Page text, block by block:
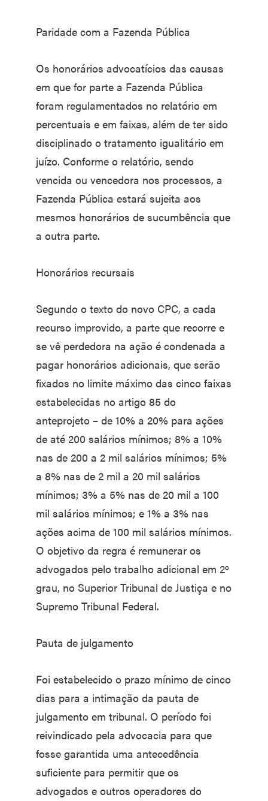
Paridade com a Fazenda Pública
Os honorários advocatícios das causas
em que for parte a Fazenda Pública
foram regulamentados no relatório em
percentuais e em faixas, além de ter sido
disciplinado o tratamento igualitário em
juízo. Conforme o relatório, sendo
vencida ou vencedora nos processos, a
Fazenda Pública estará sujeita aos
mesmos honorários de sucumbência que
a outra parte.
Honorários recursais
Segundo o texto do novo CPC, a cada
recurso improvido, a parte que recorre e
se vê perdedora na ação é condenada a
pagar honorários adicionais, que serão
fixados no limite máximo das cinco faixas
estabelecidas no artigo 85 do
anteprojeto – de 10% a 20% para ações
de até 200 salários mínimos; 8% a 10%
nas de 200 a 2 mil salários mínimos; 5%
a 8% nas de 2 mil a 20 mil salários
mínimos; 3% a 5% nas de 20 mil a 100
mil salários mínimos; e 1% a 3% nas
ações acima de 100 mil salários mínimos.
O objetivo da regra é remunerar os
advogados pelo trabalho adicional em 2º
grau, no Superior Tribunal de Justiça e no
Supremo Tribunal Federal.
Pauta de julgamento
Foi estabelecido o prazo mínimo de cinco
dias para a intimação da pauta de
julgamento em tribunal. O período foi
reivindicado pela advocacia para que
fosse garantida uma antecedência
suficiente para permitir que os
advogados e outros operadores do